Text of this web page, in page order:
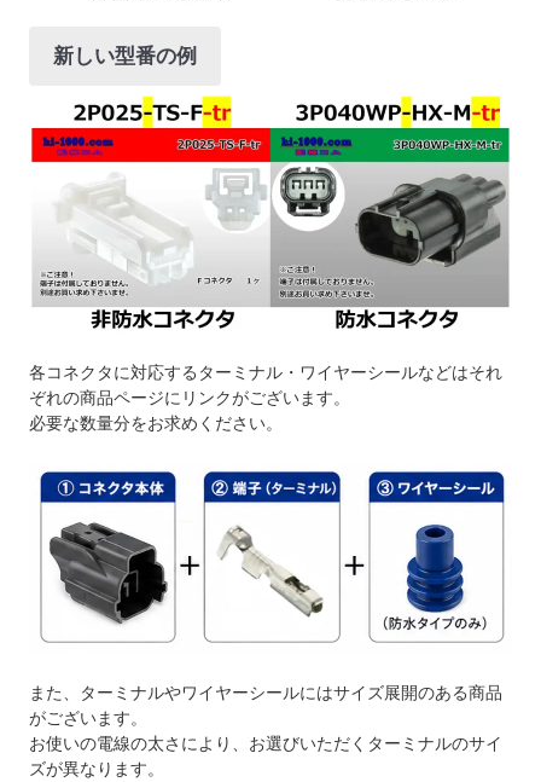
新しい型番の例
各コネクタに対応するターミナル・ワイヤーシールなどはそれ
ぞれの商品ページにリンクがございます。
必要な数量分をお求めください。
また、ターミナルやワイヤーシールにはサイズ展開のある商品
がございます。
お使いの電線の太さにより、お選びいただくターミナルのサイ
ズが異なります。